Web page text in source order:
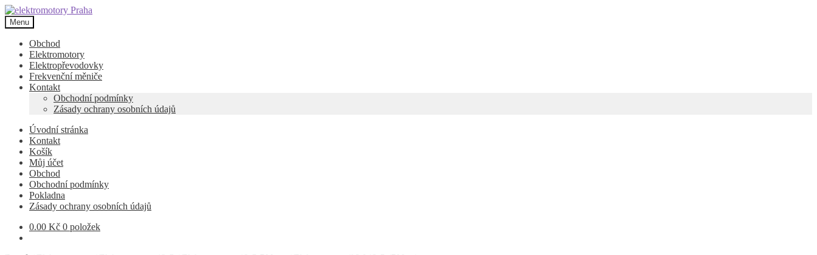
Přeskočit
na
navigaci
Přejít
k
obsahu
webu
Menu
Obchod
Elektromotory
Elektropřevodovky
Frekvenční měniče
Kontakt
Obchodní podmínky
Zásady ochrany osobních údajů
Úvodní stránka
Kontakt
Košík
Můj účet
Obchod
Obchodní podmínky
Pokladna
Zásady ochrany osobních údajů
0.00 Kč 0 položek